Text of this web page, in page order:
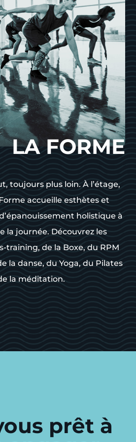
LA FORME
toujours plus loin. À l’étage,
accueille esthètes et
holistique à
la journée. Découvrez les
training, de la Boxe, du RPM
la danse, du Yoga, du Pilates
la méditation.
prêt à